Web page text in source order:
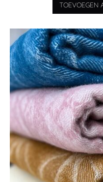
TOEVOEGEN